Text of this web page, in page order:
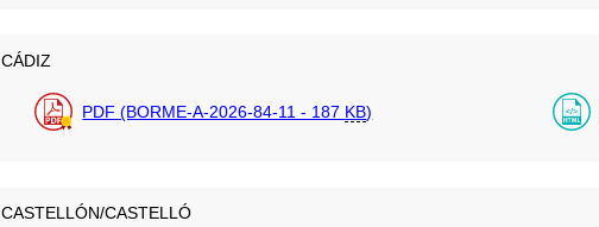
CÁDIZ
PDF (BORME-A-2026-84-11 - 187 KB)
CASTELLÓN/CASTELLÓ